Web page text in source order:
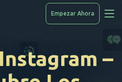
Empezar Ahora
–